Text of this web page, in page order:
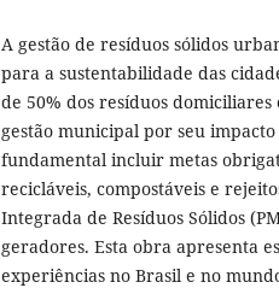
A gestão de resíduos sólidos
para a sustentabilidade das
de 50% dos resíduos
gestão municipal por seu
fundamental incluir metas
recicláveis, compostáveis e
Integrada de Resíduos Sólidos
geradores. Esta obra apresenta
experiências no Brasil e no